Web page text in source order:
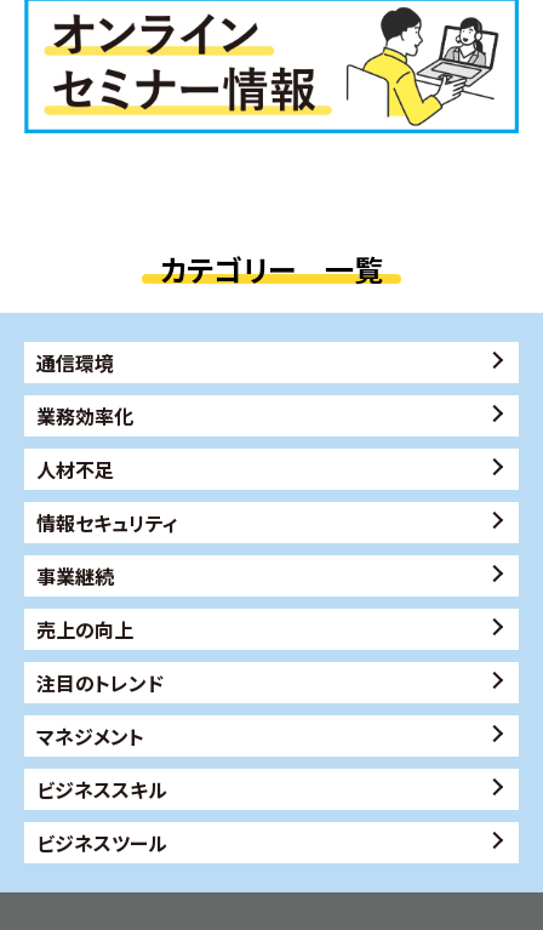
カテゴリー 一覧
通信環境
業務効率化
人材不足
情報セキュリティ
事業継続
売上の向上
注目のトレンド
マネジメント
ビジネススキル
ビジネスツール